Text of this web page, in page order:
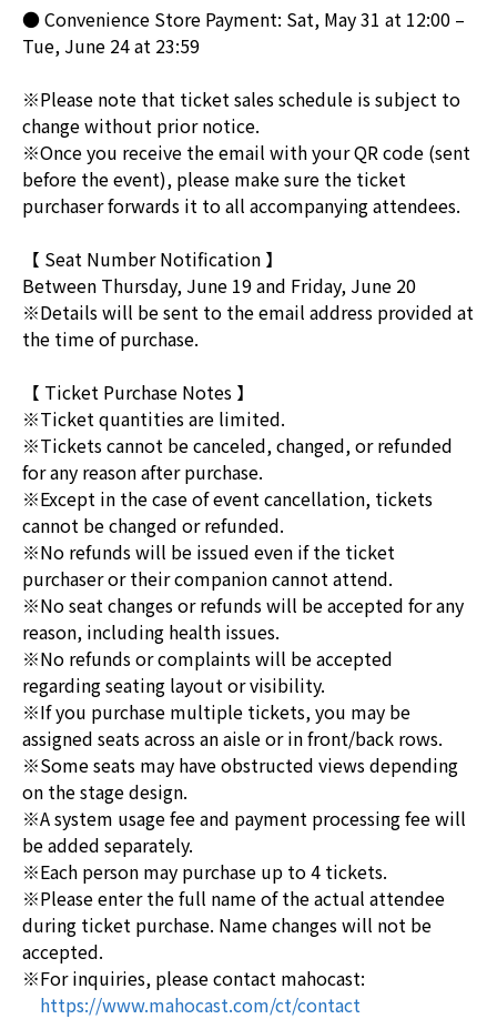
● Convenience Store Payment: Sat, May 31 at 12:00 –
Tue, June 24 at 23:59
※Please note that ticket sales schedule is subject to
change without prior notice.
※Once you receive the email with your QR code (sent
before the event), please make sure the ticket
purchaser forwards it to all accompanying attendees.
【 Seat Number Notification 】
Between Thursday, June 19 and Friday, June 20
※Details will be sent to the email address provided at
the time of purchase.
【 Ticket Purchase Notes 】
※Ticket quantities are limited.
※Tickets cannot be canceled, changed, or refunded
for any reason after purchase.
※Except in the case of event cancellation, tickets
cannot be changed or refunded.
※No refunds will be issued even if the ticket
purchaser or their companion cannot attend.
※No seat changes or refunds will be accepted for any
reason, including health issues.
※No refunds or complaints will be accepted
regarding seating layout or visibility.
※If you purchase multiple tickets, you may be
assigned seats across an aisle or in front/back rows.
※Some seats may have obstructed views depending
on the stage design.
※A system usage fee and payment processing fee will
be added separately.
※Each person may purchase up to 4 tickets.
※Please enter the full name of the actual attendee
during ticket purchase. Name changes will not be
accepted.
※For inquiries, please contact mahocast:
https://www.mahocast.com/ct/contact